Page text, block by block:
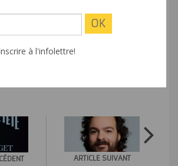
est une artiste
et KOScène est très heureux de
ARTICLE SUIVANT
à l'infolettre!